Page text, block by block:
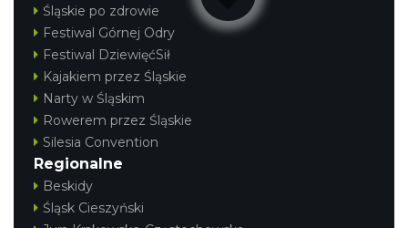
Śląskie po zdrowie
Festiwal Górnej Odry
Festiwal DziewięćSił
Kajakiem przez Śląskie
Narty w Śląskim
Rowerem przez Śląskie
Silesia Convention
Regionalne
Beskidy
Śląsk Cieszyński